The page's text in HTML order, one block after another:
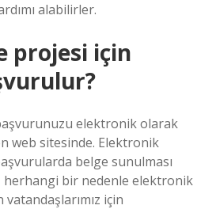
alabilirler.
projesi için
elektronik olarak
web sitesinde. Elektronik
belge sunulması
herhangi bir nedenle elektronik
için